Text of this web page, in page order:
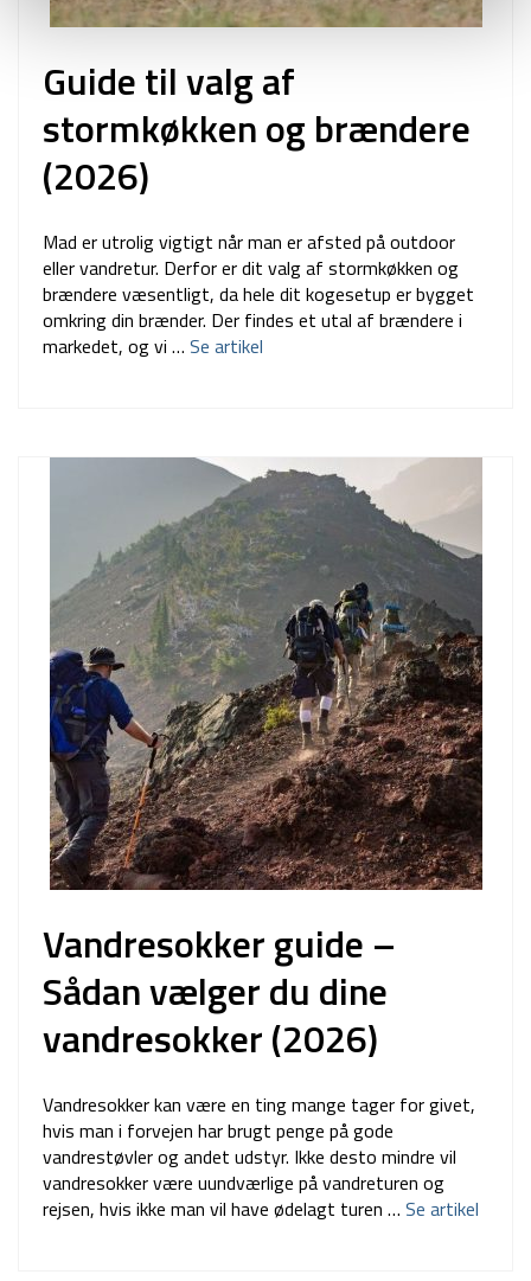
Guide til valg af
stormkøkken og brændere
(2026)
Mad er utrolig vigtigt når man er afsted på outdoor
eller vandretur. Derfor er dit valg af stormkøkken og
brændere væsentligt, da hele dit kogesetup er bygget
omkring din brænder. Der findes et utal af brændere i
markedet, og vi … Se artikel
Vandresokker guide –
Sådan vælger du dine
vandresokker (2026)
Vandresokker kan være en ting mange tager for givet,
hvis man i forvejen har brugt penge på gode
vandrestøvler og andet udstyr. Ikke desto mindre vil
vandresokker være uundværlige på vandreturen og
rejsen, hvis ikke man vil have ødelagt turen … Se artikel